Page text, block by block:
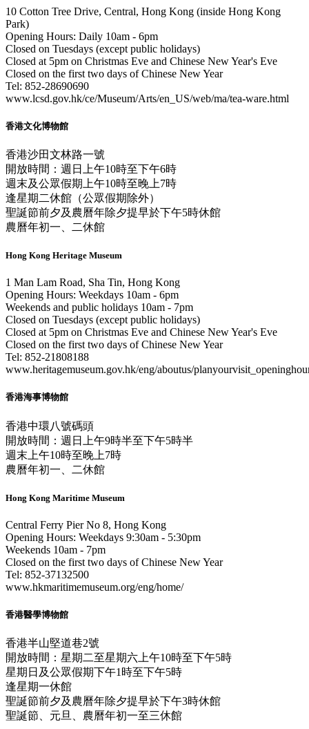
10 Cotton Tree Drive, Central, Hong Kong (inside Hong Kong
Park)
Opening Hours: Daily 10am - 6pm
Closed on Tuesdays (except public holidays)
Closed at 5pm on Christmas Eve and Chinese New Year's Eve
Closed on the first two days of Chinese New Year
Tel: 852-28690690
www.lcsd.gov.hk/ce/Museum/Arts/en_US/web/ma/tea-ware.html
香港文化博物館
香港沙田文林路一號
開放時間：週日上午10時至下午6時
週末及公眾假期上午10時至晚上7時
逢星期二休館（公眾假期除外）
聖誕節前夕及農曆年除夕提早於下午5時休館
農曆年初一、二休館
Hong Kong Heritage Museum
1 Man Lam Road, Sha Tin, Hong Kong
Opening Hours: Weekdays 10am - 6pm
Weekends and public holidays 10am - 7pm
Closed on Tuesdays (except public holidays)
Closed at 5pm on Christmas Eve and Chinese New Year's Eve
Closed on the first two days of Chinese New Year
Tel: 852-21808188
www.heritagemuseum.gov.hk/eng/aboutus/
香港海事博物館
香港中環八號碼頭
開放時間：週日上午9時半至下午5時半
週末上午10時至晚上7時
農曆年初一、二休館
Hong Kong Maritime Museum
Central Ferry Pier No 8, Hong Kong
Opening Hours: Weekdays 9:30am - 5:30pm
Weekends 10am - 7pm
Closed on the first two days of Chinese New Year
Tel: 852-37132500
www.hkmaritimemuseum.org/eng/home/
香港醫學博物館
香港半山堅道巷2號
開放時間：星期二至星期六上午10時至下午5時
星期日及公眾假期下午1時至下午5時
逢星期一休館
聖誕節前夕及農曆年除夕提早於下午3時休館
聖誕節、元旦、農曆年初一至三休館